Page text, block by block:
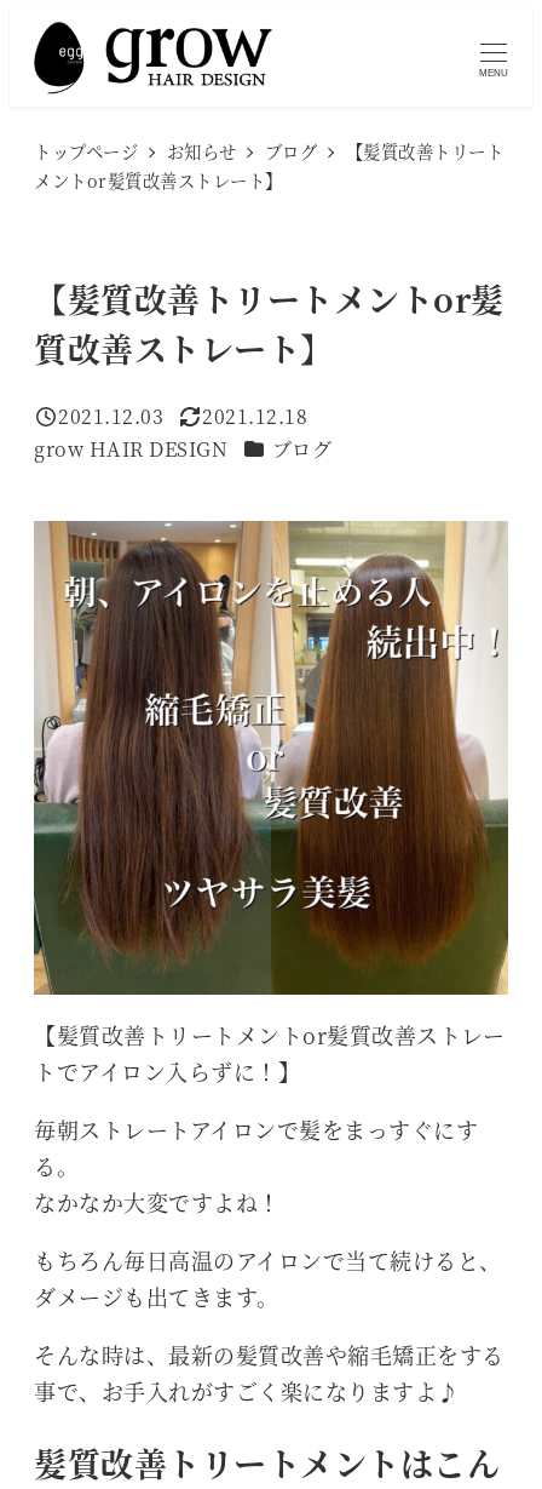
MENU
トップページ お知らせ ブログ
【髪質改善トリート
メントor髪質改善ストレート】
【髪質改善トリートメントor髪
質改善ストレート】
投稿日
2021.12.03
更新日
2021.12.18
著
grow HAIR DESIGN カテゴリー
ブログ
【髪質改善トリートメントor髪質改善ストレー
トでアイロン入らずに！】
毎朝ストレートアイロンで髪をまっすぐにす
る。
なかなか大変ですよね！
もちろん毎日高温のアイロンで当て続けると、
ダメージも出てきます。
そんな時は、最新の髪質改善や縮毛矯正をする
事で、お手入れがすごく楽になりますよ♪
髪質改善トリートメントはこん